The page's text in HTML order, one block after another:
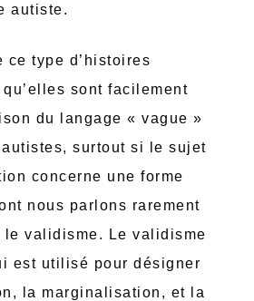
autiste.
ce type d’histoires
sont facilement
du langage « vague »
surtout si le sujet
concerne une forme
nous parlons rarement
le validisme. Le validisme
est utilisé pour désigner
la marginalisation, et la